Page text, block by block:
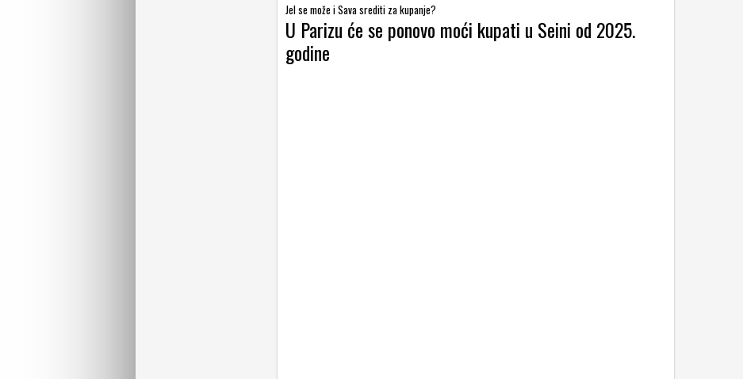
Jel se može i Sava srediti za kupanje?
U Parizu će se ponovo moći kupati u Seini od 2025.
godine